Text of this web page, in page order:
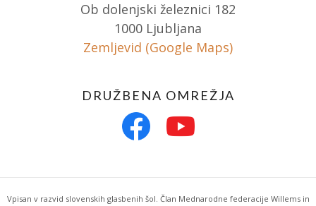
Ob dolenjski železnici 182
1000 Ljubljana
Zemljevid (Google Maps)
DRUŽBENA OMREŽJA
Vpisan v razvid slovenskih glasbenih šol. Član Mednarodne federacije Willems in